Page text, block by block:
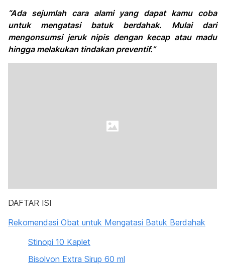
“Ada sejumlah cara alami yang dapat kamu coba
untuk mengatasi batuk berdahak. Mulai dari
mengonsumsi jeruk nipis dengan kecap atau madu
hingga melakukan tindakan preventif.”
DAFTAR ISI
Rekomendasi Obat untuk Mengatasi Batuk Berdahak
Stinopi 10 Kaplet
Bisolvon Extra Sirup 60 ml